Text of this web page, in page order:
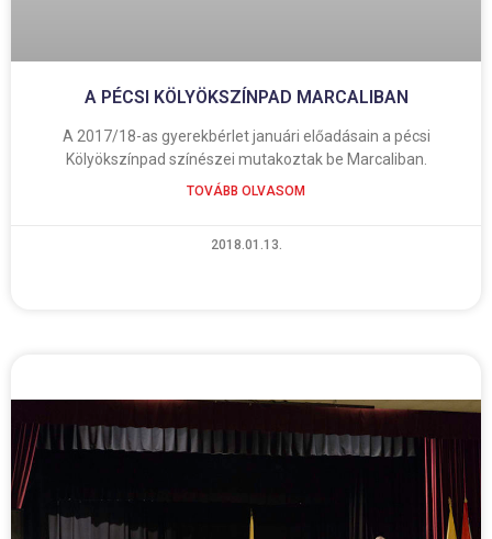
A PÉCSI KÖLYÖKSZÍNPAD MARCALIBAN
A 2017/18-as gyerekbérlet januári előadásain a pécsi
Kölyökszínpad színészei mutakoztak be Marcaliban.
TOVÁBB OLVASOM
2018.01.13.